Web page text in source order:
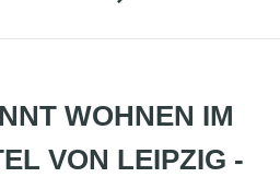
WOHNEN IM
VON LEIPZIG -